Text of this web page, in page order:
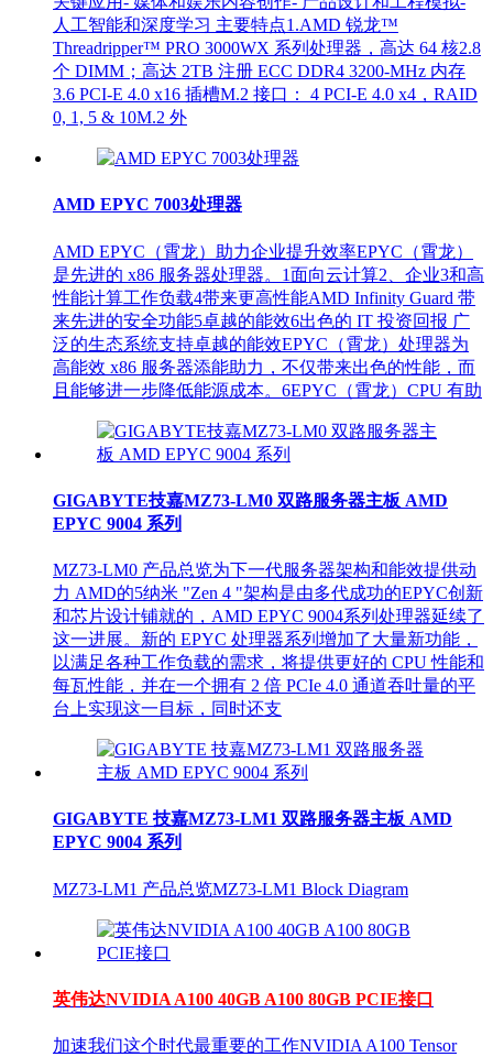
人工智能和深度学习 主要特点1.AMD 锐龙™
Threadripper™ PRO 3000WX 系列处理器，高达 64 核2.8
个 DIMM；高达 2TB 注册 ECC DDR4 3200-MHz 内存
3.6 PCI-E 4.0 x16 插槽M.2 接口： 4 PCI-E 4.0 x4，RAID
0, 1, 5 & 10M.2 外
AMD EPYC 7003处理器
AMD EPYC（霄龙）助力企业提升效率EPYC（霄龙）
是先进的 x86 服务器处理器。1面向云计算2、企业3和高
性能计算工作负载4带来更高性能AMD Infinity Guard 带
来先进的安全功能5卓越的能效6出色的 IT 投资回报 广
泛的生态系统支持卓越的能效EPYC（霄龙）处理器为
高能效 x86 服务器添能助力，不仅带来出色的性能，而
且能够进一步降低能源成本。6EPYC（霄龙）CPU 有助
GIGABYTE技嘉MZ73-LM0 双路服务器主板 AMD
EPYC 9004 系列
MZ73-LM0 产品总览为下一代服务器架构和能效提供动
力 AMD的5纳米 "Zen 4 "架构是由多代成功的EPYC创新
和芯片设计铺就的，AMD EPYC 9004系列处理器延续了
这一进展。新的 EPYC 处理器系列增加了大量新功能，
以满足各种工作负载的需求，将提供更好的 CPU 性能和
每瓦性能，并在一个拥有 2 倍 PCIe 4.0 通道吞吐量的平
台上实现这一目标，同时还支
GIGABYTE 技嘉MZ73-LM1 双路服务器主板 AMD
EPYC 9004 系列
MZ73-LM1 产品总览MZ73-LM1 Block Diagram
英伟达NVIDIA A100 40GB A100 80GB PCIE接口
加速我们这个时代最重要的工作NVIDIA A100 Tensor